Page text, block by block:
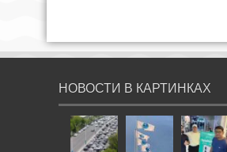
НОВОСТИ В КАРТИНКАХ